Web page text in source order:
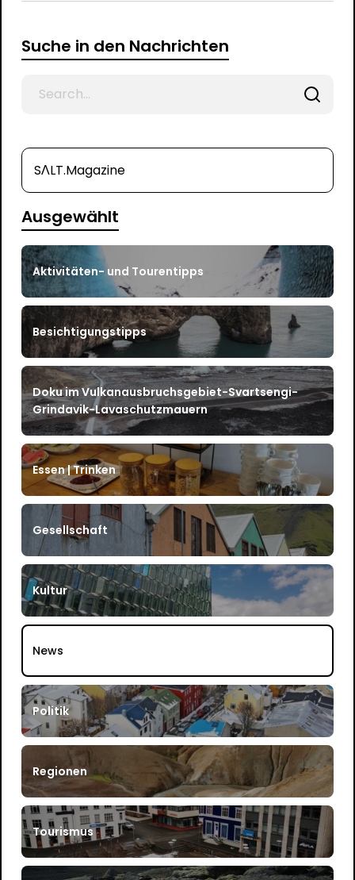
Suche in den Nachrichten
SΛLT.Magazine
Ausgewählt
Aktivitäten- und Tourentipps
Besichtigungstipps
Doku im Vulkanausbruchsgebiet-Svartsengi-
Grindavik-Lavaschutzmauern
Essen | Trinken
Gesellschaft
Kultur
News
Politik
Regionen
Tourismus